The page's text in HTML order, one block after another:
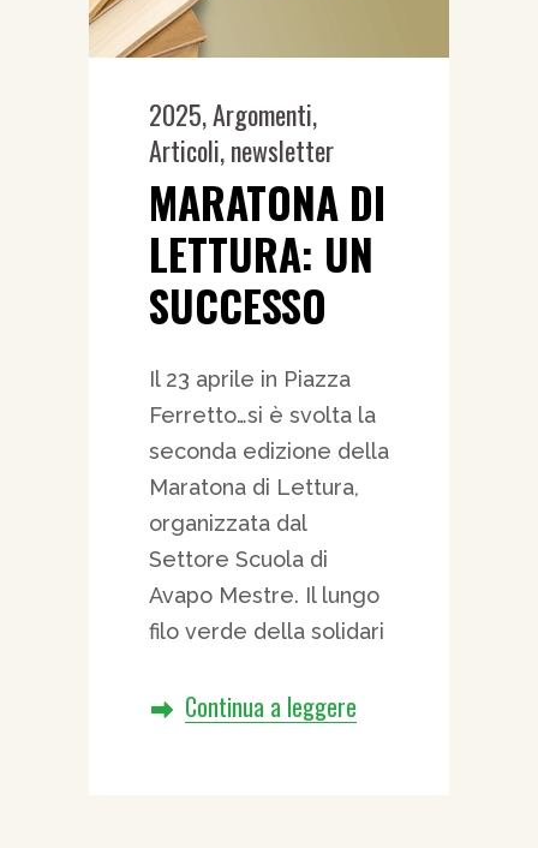
2025,Argomenti,
Articoli,newsletter
MARATONA DI
LETTURA: UN
SUCCESSO
Il 23 aprile in Piazza
Ferretto…si è svolta la
seconda edizione della
Maratona di Lettura,
organizzata dal
Settore Scuola di
Avapo Mestre. Il lungo
filo verde della solidari
Continua a leggere